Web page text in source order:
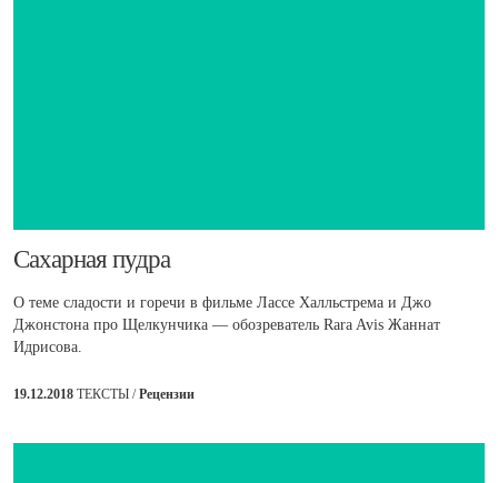
​Сахарная пудра
О теме сладости и горечи в фильме Лассе Халльстрема и Джо
Джонстона про Щелкунчика — обозреватель Rara Avis Жаннат
Идрисова.
19.12.2018 ТЕКСТЫ /Рецензии